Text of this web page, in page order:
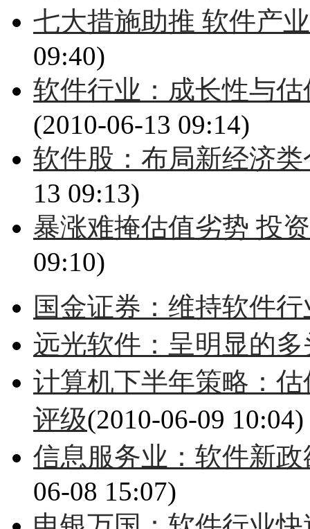
七大措施助推 软件产
09:40)
软件行业：成长性与
(2010-06-13 09:14)
软件股：布局新经济
13 09:13)
暴涨难掩估值劣势 投
09:10)
国金证券：维持软件
远光软件：呈明显的
计算机下半年策略：
评级(2010-06-09 10:04)
信息服务业：软件新
06-08 15:07)